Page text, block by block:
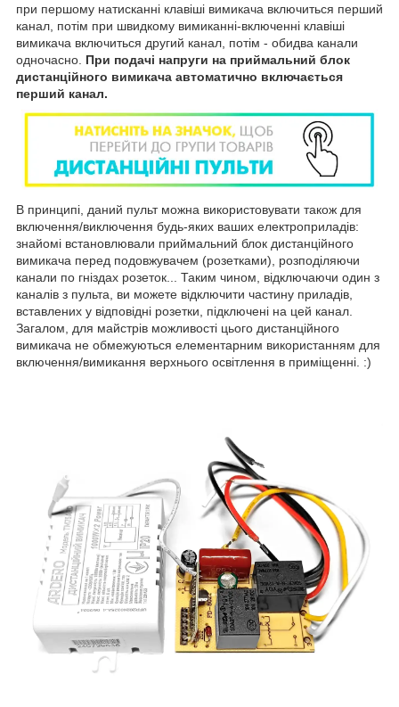
при першому натисканні клавіші вимикача включиться перший
канал, потім при швидкому вимиканні-включенні клавіші
вимикача включиться другий канал, потім - обидва канали
одночасно. При подачі напруги на приймальний блок
дистанційного вимикача автоматично включається
перший канал.
В принципі, даний пульт можна використовувати також для
включення/виключення будь-яких ваших електроприладів:
знайомі встановлювали приймальний блок дистанційного
вимикача перед подовжувачем (розетками), розподіляючи
канали по гніздах розеток... Таким чином, відключаючи один з
каналів з пульта, ви можете відключити частину приладів,
вставлених у відповідні розетки, підключені на цей канал.
Загалом, для майстрів можливості цього дистанційного
вимикача не обмежуються елементарним використанням для
включення/вимикання верхнього освітлення в приміщенні. :)